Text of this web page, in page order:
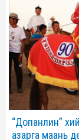
“Допанлин”
азарга маань